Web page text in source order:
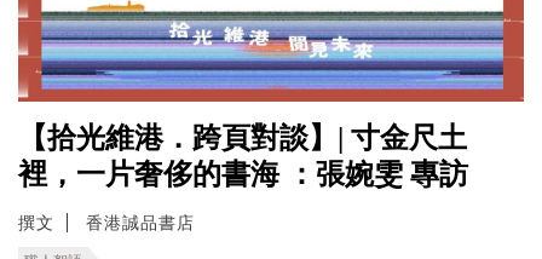
【拾光維港．跨頁對談】| 寸金尺土
裡，一片奢侈的書海 ：張婉雯 專訪
撰文 香港誠品書店